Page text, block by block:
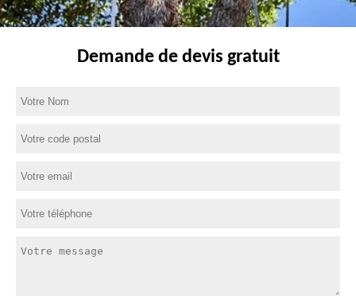
Demande de devis gratuit